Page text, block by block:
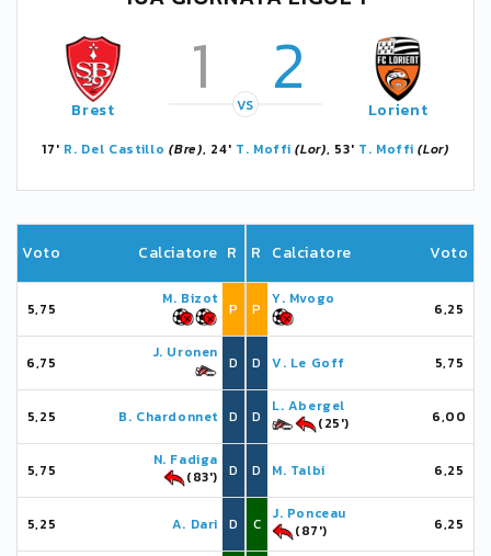
Brest 1 2
VS Lorient
17' R. Del Castillo (Bre), 24' T. Moffi (Lor), 53' T. Moffi (Lor)
Voto Calciatore R
5,75
M. Bizot
P
6,75
J. Uronen
D
5,25 B. Chardonnet D
5,75
N. Fadiga
(83')
D
5,25 A. Dari D
R Calciatore Voto
P
Y. Mvogo
6,25
D V. Le Goff 5,75
D
L. Abergel
(25')
6,00
D M. Talbi 6,25
C
J. Ponceau
(87')
6,25